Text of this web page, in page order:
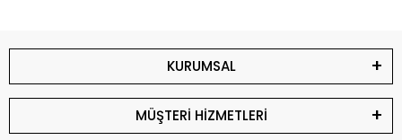
KURUMSAL
MÜŞTERİ HİZMETLERİ